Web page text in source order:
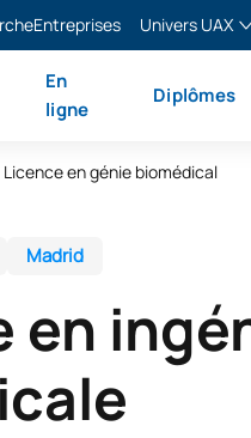
Entreprises
Univers UAX
En
ligne
Diplômes
Licence en génie biomédical
Madrid
en